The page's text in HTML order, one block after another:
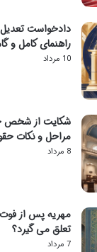
دادخواست
راهنمای کامل و
10 مرداد
شکایت از شخص
مراحل و نکات
8 مرداد
مهریه پس از فوت
تعلق می گیرد؟
7 مرداد